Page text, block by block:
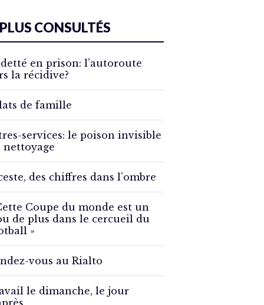
CONSULTÉS
en prison: l’autoroute
la récidive?
de famille
services: le poison invisible
nettoyage
des chiffres dans l’ombre
Coupe du monde est un
de plus dans le cercueil du
»
vous au Rialto
le dimanche, le jour